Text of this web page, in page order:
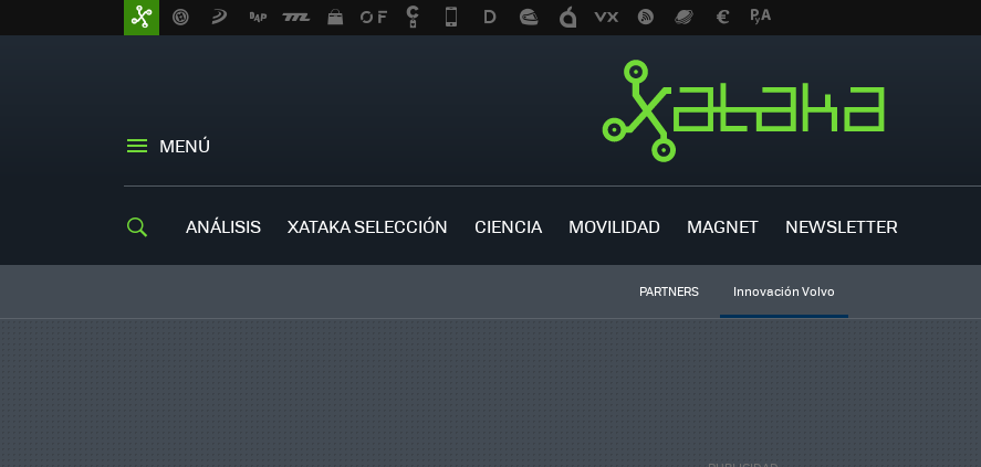
MENÚ
ANÁLISIS XATAKA SELECCIÓN CIENCIA MOVILIDAD MAGNET NEWSLETTER
PARTNERS Innovación Volvo